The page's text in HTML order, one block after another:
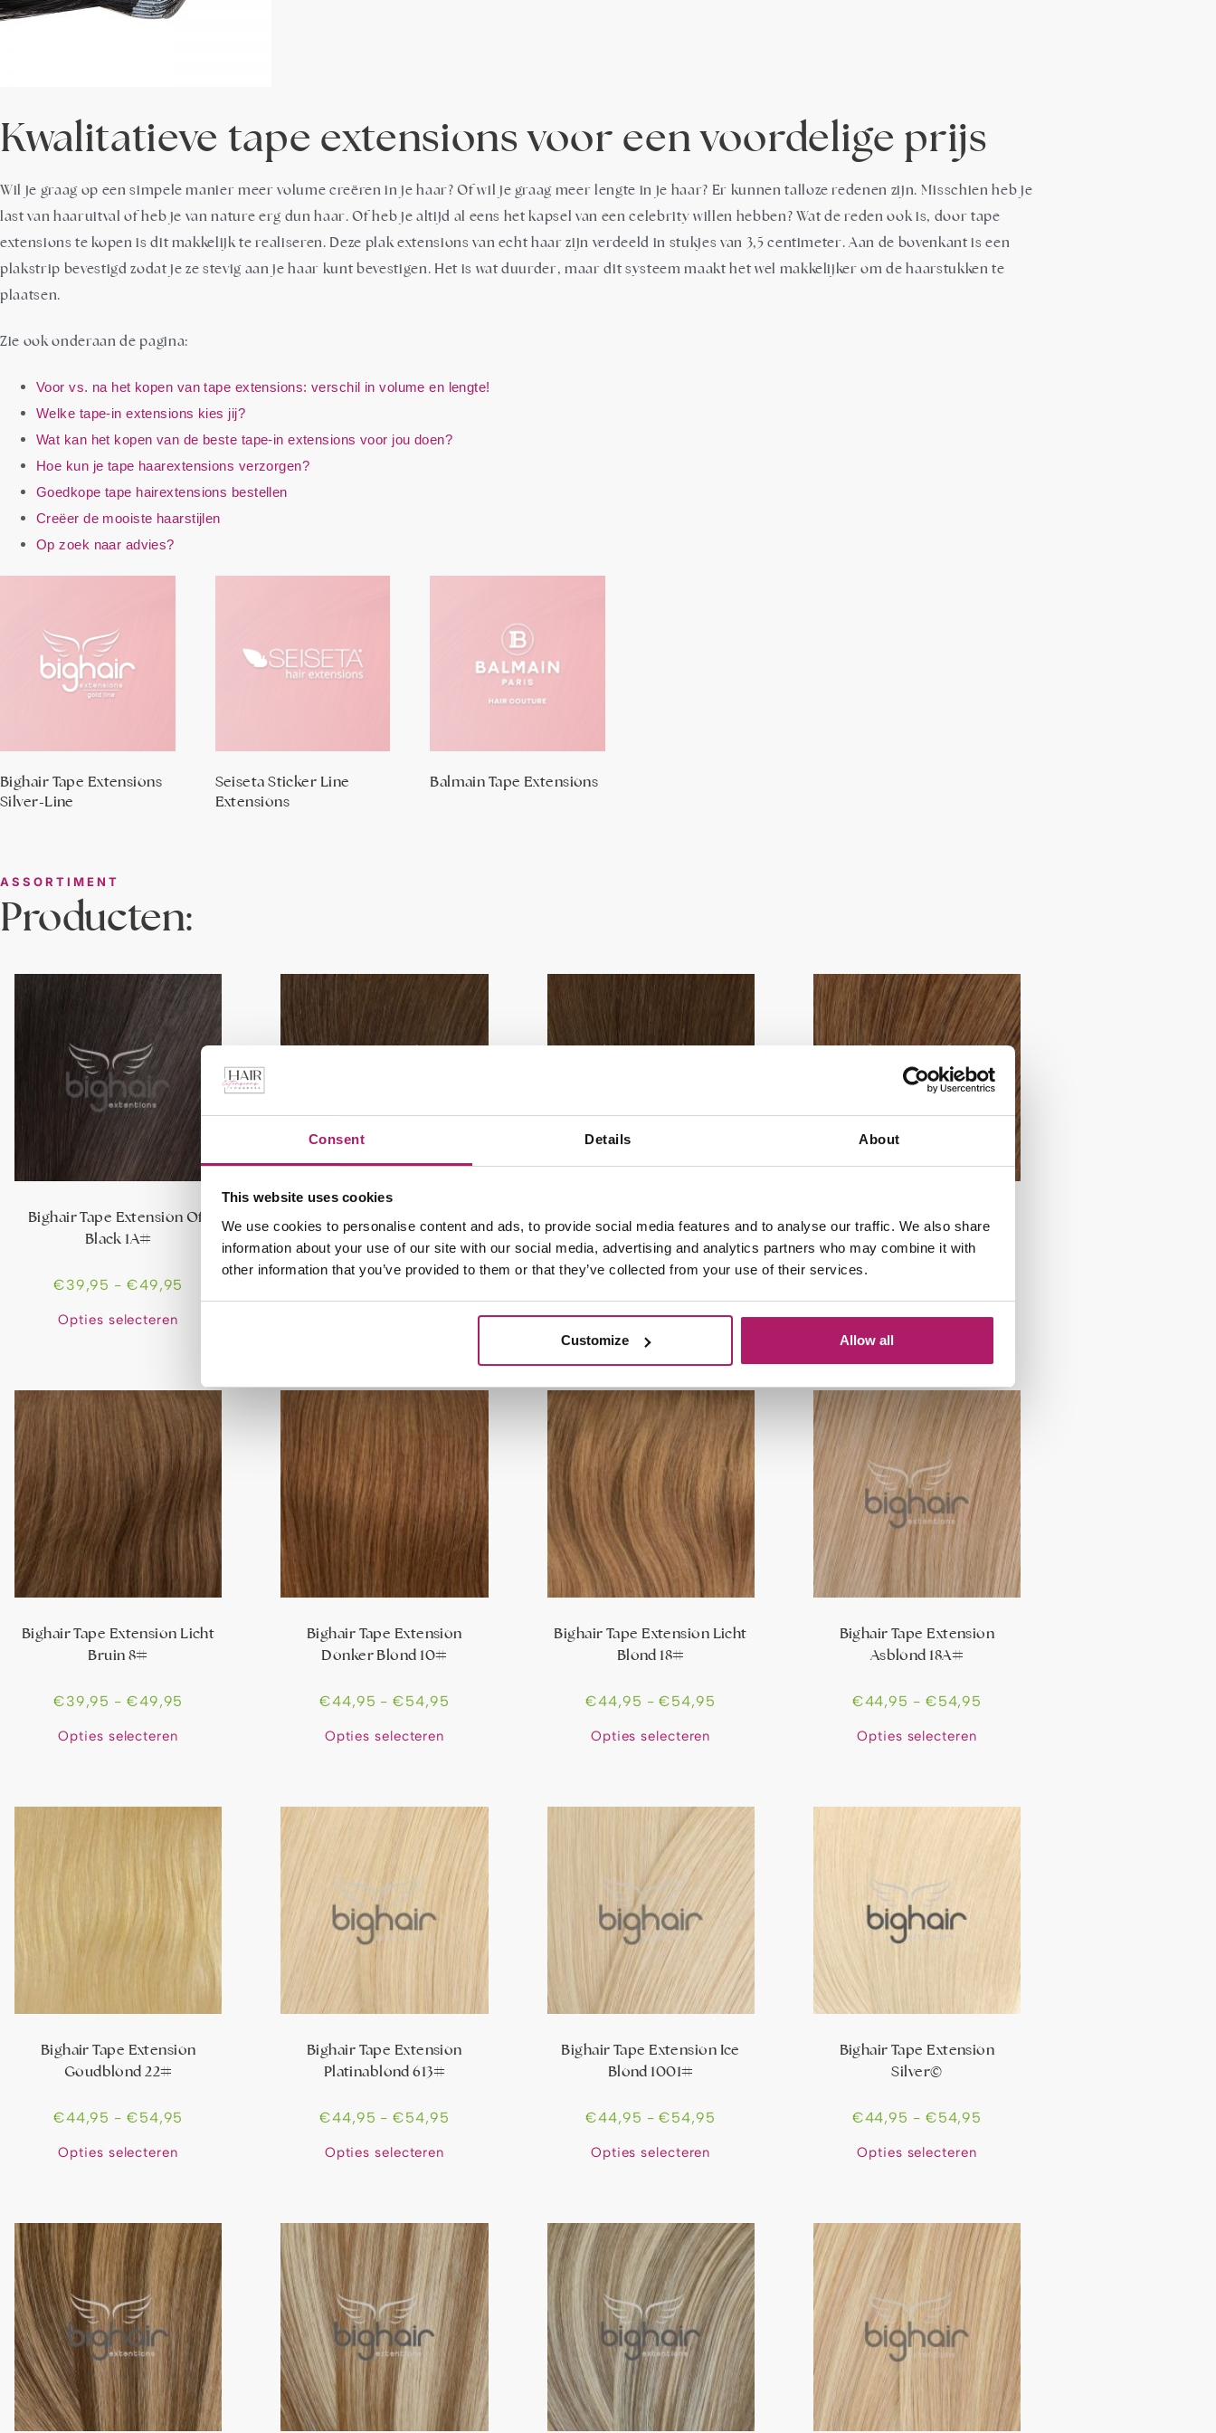
Consent Details About
This website uses cookies
We use cookies to personalise content and ads, to provide social media features and to analyse our traffic. We also share
information about your use of our site with our social media, advertising and analytics partners who may combine it with
other information that you’ve provided to them or that they’ve collected from your use of their services.
Customize Allow all
Kwalitatieve tape extensions voor een voordelige prijs
Wil je graag op een simpele manier meer volume creëren in je haar? Of wil je graag meer lengte in je haar? Er kunnen talloze redenen zijn. Misschien heb je
last van haaruitval of heb je van nature erg dun haar. Of heb je altijd al eens het kapsel van een celebrity willen hebben? Wat de reden ook is, door tape
extensions te kopen is dit makkelijk te realiseren. Deze plak extensions van echt haar zijn verdeeld in stukjes van 3,5 centimeter. Aan de bovenkant is een
plakstrip bevestigd zodat je ze stevig aan je haar kunt bevestigen. Het is wat duurder, maar dit systeem maakt het wel makkelijker om de haarstukken te
plaatsen.
Zie ook onderaan de pagina:
Voor vs. na het kopen van tape extensions: verschil in volume en lengte!
Welke tape-in extensions kies jij?
Wat kan het kopen van de beste tape-in extensions voor jou doen?
Hoe kun je tape haarextensions verzorgen?
Goedkope tape hairextensions bestellen
Creëer de mooiste haarstijlen
Op zoek naar advies?
Bighair Tape Extensions
Silver-Line
Seiseta Sticker Line
Extensions
Balmain Tape Extensions
ASSORTIMENT
Producten:
Bighair Tape Extension Off
Black 1A#
€39,95 - €49,95
Opties selecteren
Bighair Tape Extension Diep
Donkerbruin 2#
Bighair Tape Extension
Donker Bruin 4#
Opties selecteren
Bighair Tape Extension
Midden Bruin 6#
Opties selecteren
Bighair Tape Extension Licht
Bruin 8#
€39,95 - €49,95
Opties selecteren
Bighair Tape Extension
Donker Blond 10#
€44,95 - €54,95
Opties selecteren
Bighair Tape Extension Licht
Blond 18#
€44,95 - €54,95
Opties selecteren
Bighair Tape Extension
Asblond 18A#
€44,95 - €54,95
Opties selecteren
Bighair Tape Extension
Goudblond 22#
€44,95 - €54,95
Opties selecteren
Bighair Tape Extension
Platinablond 613#
€44,95 - €54,95
Opties selecteren
Bighair Tape Extension Ice
Blond 1001#
€44,95 - €54,95
Opties selecteren
Bighair Tape Extension
Silver©
€44,95 - €54,95
Opties selecteren